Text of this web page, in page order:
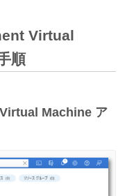
Virtual
順
Machineア